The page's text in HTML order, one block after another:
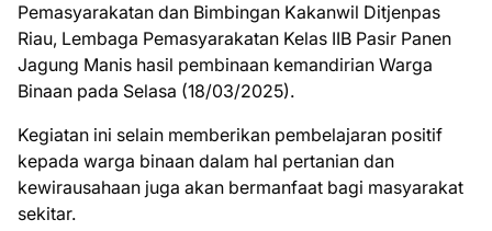
Pemasyarakatan dan Bimbingan Kakanwil Ditjenpas
Riau, Lembaga Pemasyarakatan Kelas IIB Pasir Panen
Jagung Manis hasil pembinaan kemandirian Warga
Binaan pada Selasa (18/03/2025).
Kegiatan ini selain memberikan pembelajaran positif
kepada warga binaan dalam hal pertanian dan
kewirausahaan juga akan bermanfaat bagi masyarakat
sekitar.